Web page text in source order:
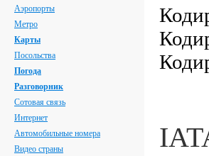
Аэропорты
Метро
Карты
Посольства
Погода
Разговорник
Сотовая связь
Интернет
Автомобильные номера
Видео страны